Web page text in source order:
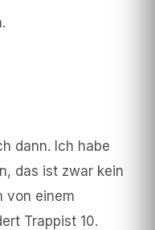
dann. Ich habe
das ist zwar kein
von einem
Trappist 10.